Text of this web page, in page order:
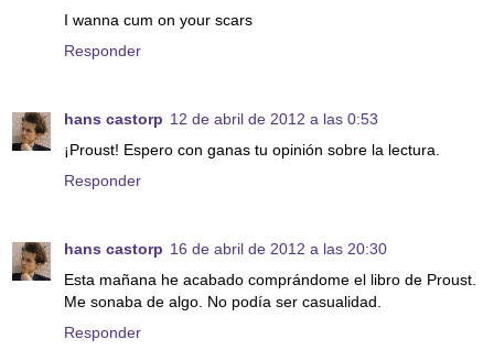
I wanna cum on your scars
Responder
hans castorp 12 de abril de 2012 a las 0:53
¡Proust! Espero con ganas tu opinión sobre la lectura.
Responder
hans castorp 16 de abril de 2012 a las 20:30
Esta mañana he acabado comprándome el libro de Proust.
Me sonaba de algo. No podía ser casualidad.
Responder